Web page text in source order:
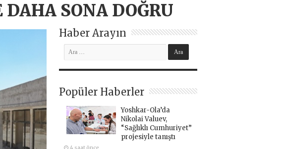
SONA DOĞRU
Haber Arayın
Popüler Haberler
Yoshkar-Ola’da
Nikolai Valuev,
“Sağlıklı Cumhuriyet”
projesiyle tanıştı